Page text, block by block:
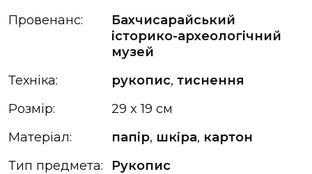
Провенанс:
Бахчисарайський
історико-археологічний
музей
Техніка:
рукопис, тиснення
Розмір:
29 x 19 см
Матеріал:
папір, шкіра, картон
Тип предмета:
Рукопис